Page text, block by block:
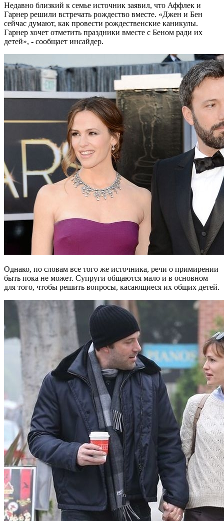
Недавно близкий к семье источник заявил, что Аффлек и
Гарнер решили встречать рождество вместе. «Джен и Бен
сейчас думают, как провести рождественские каникулы.
Гарнер хочет отметить праздники вместе с Беном ради их
детей», - сообщает инсайдер.
Однако, по словам все того же источника, речи о примирении
быть пока не может. Супруги общаются мало и в основном
для того, чтобы решить вопросы, касающиеся их общих детей.